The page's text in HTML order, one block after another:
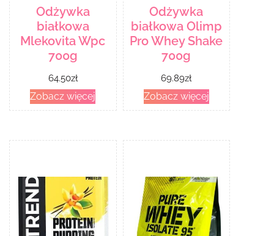
Odżywka
białkowa
Mlekovita Wpc
700g
64.50zł
Zobacz więcej
Odżywka
białkowa Olimp
Pro Whey Shake
700g
69.89zł
Zobacz więcej